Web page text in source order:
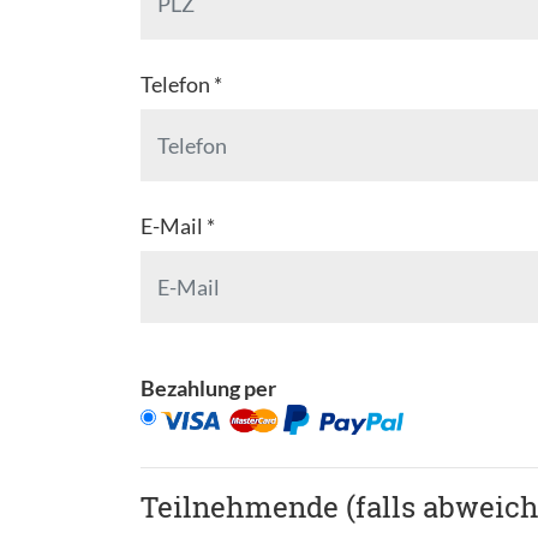
Telefon *
E-Mail *
Bezahlung per
Teilnehmende (falls